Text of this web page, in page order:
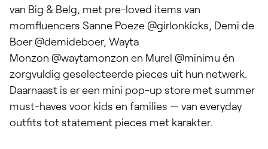
van Big & Belg, met pre-loved items van
momfluencers Sanne Poeze @girlonkicks, Demi de
Boer @demideboer, Wayta
Monzon @waytamonzon en Murel @minimu én
zorgvuldig geselecteerde pieces uit hun netwerk.
Daarnaast is er een mini pop-up store met summer
must-haves voor kids en families — van everyday
outfits tot statement pieces met karakter.